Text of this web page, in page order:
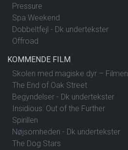
Pressure
Spa Weekend
Dobbeltfejl - Dk undertekster
Offroad
KOMMENDE FILM
Skolen med magiske dyr – Filmen
The End of Oak Street
Begyndelser - Dk undertekster
Insidious: Out of the Further
Spirillen
Nøjsomheden - Dk undertekster
The Dog Stars